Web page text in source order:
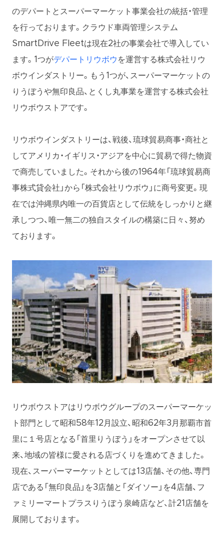
のデパートとスーパーマーケット事業会社の統括・管理
を行っております。クラウド車両管理システム
SmartDrive Fleetは現在2社の事業会社で導入してい
ます。1つがデパートリウボウ を運営する株式会社リウ
ボウインダストリー。もう1つが、スーパーマーケットの
りうぼうや無印良品、とくし丸事業を運営する株式会社
リウボウストアです。
リウボウインダストリーは、戦後、琉球貿易商事・商社と
してアメリカ・イギリス・アジアを中心に貿易で得た物資
で商売していました。それから後の1964年「琉球貿易商
事株式貸会社」から「株式会社リウボウ」に商号変更。現
在では沖縄県内唯一の百貨店として伝統をしっかりと継
承しつつ、唯一無二の独自スタイルの構築に日々、努め
ております。
リウボウストアはリウボウグループのスーパーマーケッ
ト部門として昭和58年12月設立、昭和62年3月那覇市首
里に１号店となる「首里りうぼう」をオープンさせて以
来、地域の皆様に愛される店づくりを進めてきました。
現在、スーパーマーケットとしては13店舗、その他、専門
店である「無印良品」を3店舗と「ダイソー」を4店舗、フ
ァミリーマートプラスりうぼう泉崎店など、計21店舗を
展開しております。